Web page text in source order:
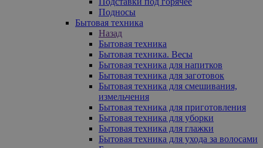
Подносы
Бытовая техника
Назад
Бытовая техника
Бытовая техника. Весы
Бытовая техника для напитков
Бытовая техника для заготовок
Бытовая техника для смешивания,
измельчения
Бытовая техника для приготовления
Бытовая техника для уборки
Бытовая техника для глажки
Бытовая техника для ухода за волосами